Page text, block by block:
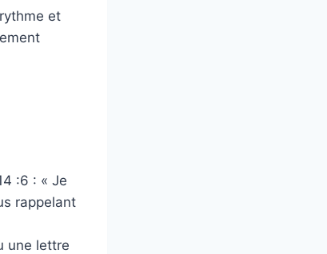
et
:6 : « Je
rappelant
une lettre